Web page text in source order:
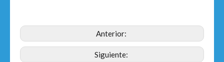
Anterior:
Siguiente: